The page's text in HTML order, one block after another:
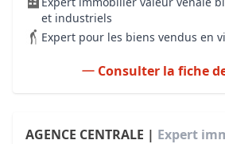
et industriels
Expert pour les biens vendus en
Consulter la fiche
AGENCE CENTRALE | Expert